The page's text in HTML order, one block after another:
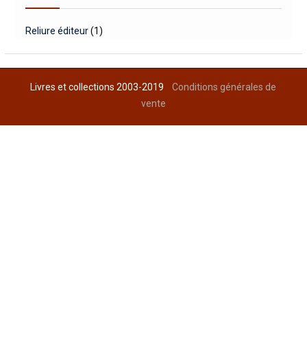
Reliure éditeur (1)
Livres et collections 2003-2019Conditions générales de
vente